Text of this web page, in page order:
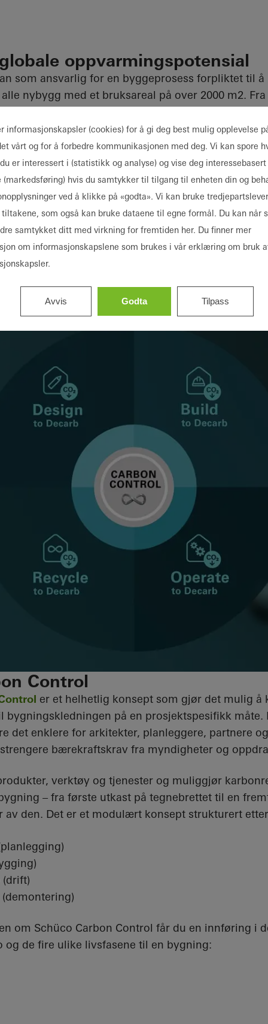
oppvarmingspotensial
som ansvarlig for en byggeprosess forpliktet til
nybygg med et bruksareal på over 2000 m2.
nybygg uansett størrelse. Beregnet verdi skal
en såkalt EPD.
det globale oppvarmingspotensialet (Global
levetiden og oppgis som en CO2-verdi (CO2-
av to typer CO2-utslipp: innebygd og
materialene som inngår i bygget, operasjonelt
drift av en bygning.
Control
er et helhetlig konsept som gjør det mulig å
bygningskledningen på en prosjektspesifikk måte.
det enklere for arkitekter, planleggere, partnere
bærekraftskrav fra myndigheter og
verktøy og tjenester og muliggjør
– fra første utkast på tegnebrettet til en
av den. Det er et modulært konsept strukturert
(drift)
om Schüco Carbon Control får du en innføring i
og de fire ulike livsfasene til en bygning:
informasjonskapsler (cookies) for å gi deg best mulig opplevelse
vårt og for å forbedre kommunikasjonen med deg. Vi kan spore
er interessert i (statistikk og analyse) og vise deg interessebasert
(markedsføring) hvis du samtykker til tilgang til enheten din og
ved å klikke på «godta». Vi kan bruke
som også kan bruke dataene til egne formål. Du kan når
samtykket ditt med virkning for fremtiden her. Du finner mer
om informasjonskapslene som brukes i vår erklæring om bruk
Avvis Godta Tilpass